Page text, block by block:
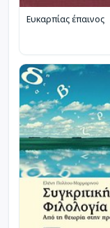
Ευκαρπίας έπαινος